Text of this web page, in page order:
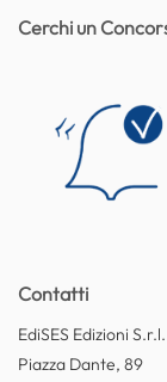
Contatti
EdiSES Edizioni S.r.l.
Piazza Dante, 89
Cerchi un